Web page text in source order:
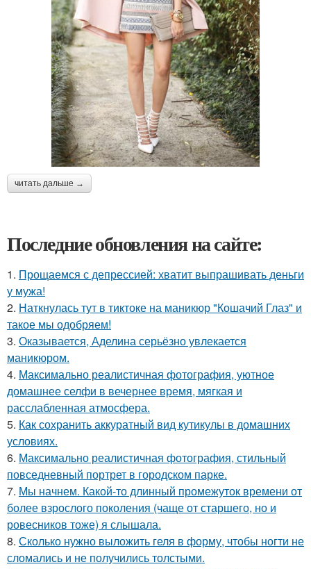
читать дальше →
Последние обновления на сайте:
1. Прощаемся с депрессией: хватит выпрашивать деньги
у мужа!
2. Наткнулась тут в тиктоке на маникюр "Кошачий Глаз" и
такое мы одобряем!
3. Оказывается, Аделина серьёзно увлекается
маникюром.
4. Максимально реалистичная фотография, уютное
домашнее селфи в вечернее время, мягкая и
расслабленная атмосфера.
5. Как сохранить аккуратный вид кутикулы в домашних
условиях.
6. Максимально реалистичная фотография, стильный
повседневный портрет в городском парке.
7. Мы начнем. Какой-то длинный промежуток времени от
более взрослого поколения (чаще от старшего, но и
ровесников тоже) я слышала.
8. Сколько нужно выложить геля в форму, чтобы ногти не
сломались и не получились толстыми.